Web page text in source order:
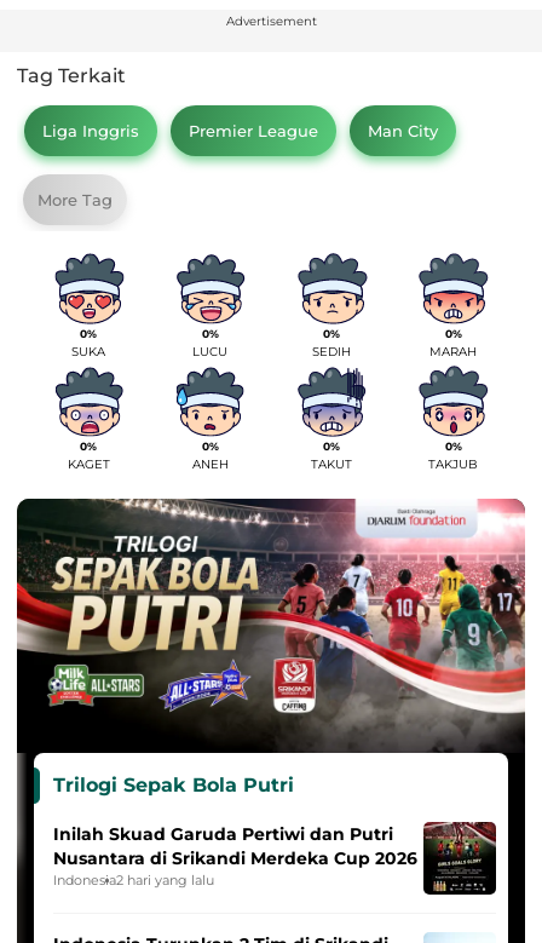
Advertisement
Tag Terkait
Liga Inggris Premier League Man City
More Tag
0%
SUKA
0%
LUCU
0%
SEDIH
0%
MARAH
0%
KAGET
0%
ANEH
0%
TAKUT
0%
TAKJUB
Trilogi Sepak Bola Putri
Inilah Skuad Garuda Pertiwi dan Putri
Nusantara di Srikandi Merdeka Cup 2026
Indonesia2 hari yang lalu